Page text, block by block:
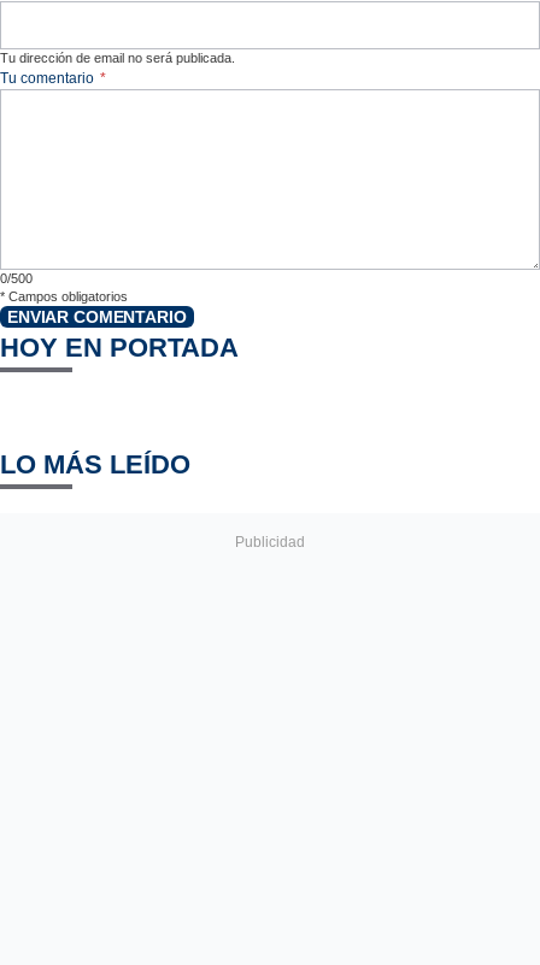
Tu dirección de email no será publicada.
Tu comentario *
0/500
* Campos obligatorios
ENVIAR COMENTARIO
HOY EN PORTADA
LO MÁS LEÍDO